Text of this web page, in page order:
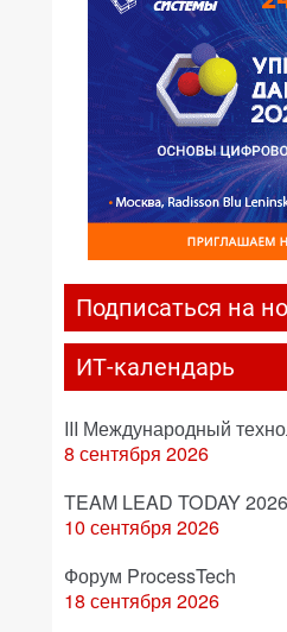
Подписаться на
ИТ-календарь
III Международный
8 сентября 2026
TEAM LEAD TODAY 2026
10 сентября 2026
Форум ProcessTech
18 сентября 2026